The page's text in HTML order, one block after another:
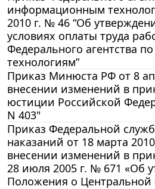
информационным
2010 г. № 46 “Об
условиях оплаты труда
Федерального агентства
технологиям”
Приказ Минюста РФ от 8
внесении изменений в
юстиции Российской
N 403"
Приказ Федеральной
наказаний от 18 марта
внесении изменений в
28 июля 2005 г. № 671 «Об
Положения о Центральной